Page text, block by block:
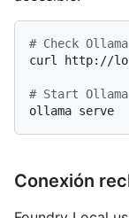
# Check
curl http://
# Start
Conexión